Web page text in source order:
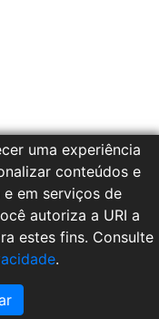
uma experiência
conteúdos e
em serviços de
autoriza a URI a
estes fins. Consulte
.